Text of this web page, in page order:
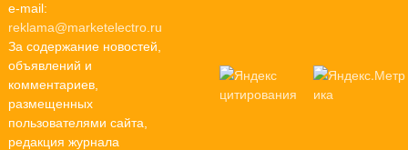
e-mail:
reklama@marketelectro.ru
За содержание новостей,
объявлений и
комментариев,
размещенных
пользователями сайта,
редакция журнала